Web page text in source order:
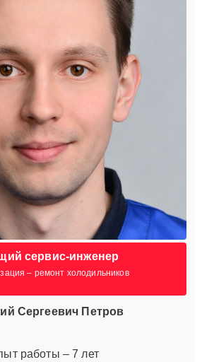
сервис-инженер
– ремонт холодильников
Сергеевич Петров
работы – 7 лет